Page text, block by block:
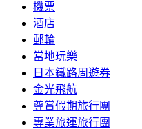
機票
酒店
郵輪
當地玩樂
日本鐵路周遊券
金光飛航
尊賞假期旅行團
專業旅運旅行團